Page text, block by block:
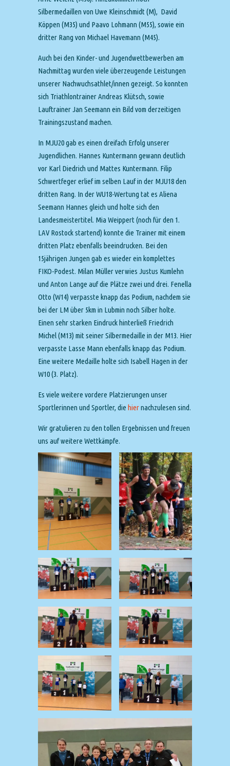
Silbermedaillen von Uwe Kleinschmidt (M), David
Köppen (M35) und Paavo Lohmann (M55), sowie ein
dritter Rang von Michael Havemann (M45).
Auch bei den Kinder- und Jugendwettbewerben am
Nachmittag wurden viele überzeugende Leistungen
unserer Nachwuchsathlet/innen gezeigt. So konnten
sich Triathlontrainer Andreas Klütsch, sowie
Lauftrainer Jan Seemann ein Bild vom derzeitigen
Trainingszustand machen.
In MJU20 gab es einen dreifach Erfolg unserer
Jugendlichen. Hannes Kuntermann gewann deutlich
vor Karl Diedrich und Mattes Kuntermann. Filip
Schwertfeger erlief im selben Lauf in der MJU18 den
dritten Rang. In der WU18-Wertung tat es Aliena
Seemann Hannes gleich und holte sich den
Landesmeistertitel. Mia Weippert (noch für den 1.
LAV Rostock startend) konnte die Trainer mit einem
dritten Platz ebenfalls beeindrucken. Bei den
15jährigen Jungen gab es wieder ein komplettes
FIKO-Podest. Milan Müller verwies Justus Kumlehn
und Anton Lange auf die Plätze zwei und drei. Fenella
Otto (W14) verpasste knapp das Podium, nachdem sie
bei der LM über 5km in Lubmin noch Silber holte.
Einen sehr starken Eindruck hinterließ Friedrich
Michel (M13) mit seiner Silbermedaille in der M13. Hier
verpasste Lasse Mann ebenfalls knapp das Podium.
Eine weitere Medaille holte sich Isabell Hagen in der
W10 (3. Platz).
Es viele weitere vordere Platzierungen unser
Sportlerinnen und Sportler, die hiernachzulesen sind.
Wir gratulieren zu den tollen Ergebnissen und freuen
uns auf weitere Wettkämpfe.